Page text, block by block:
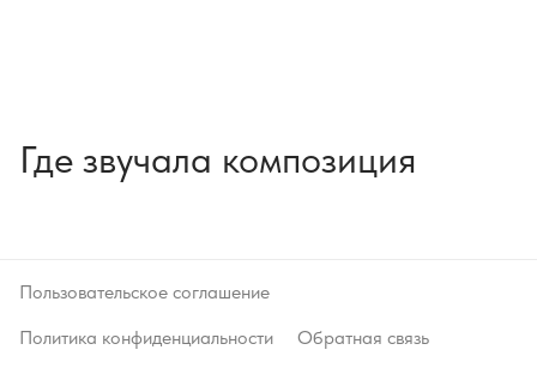
Где звучала композиция
Пользовательское соглашение
Политика конфиденциальности
Обратная связь